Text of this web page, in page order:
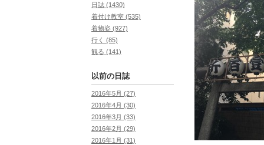
日誌 (1430)
着付け教室 (535)
着物姿 (927)
行く (85)
観る (141)
以前の日誌
2016年5月 (27)
2016年4月 (30)
2016年3月 (33)
2016年2月 (29)
2016年1月 (31)